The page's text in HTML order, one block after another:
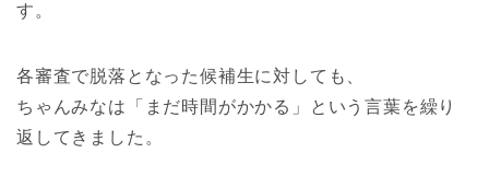
す。
各審査で脱落となった候補生に対しても、
ちゃんみなは「まだ時間がかかる」という言葉を繰り
返してきました。